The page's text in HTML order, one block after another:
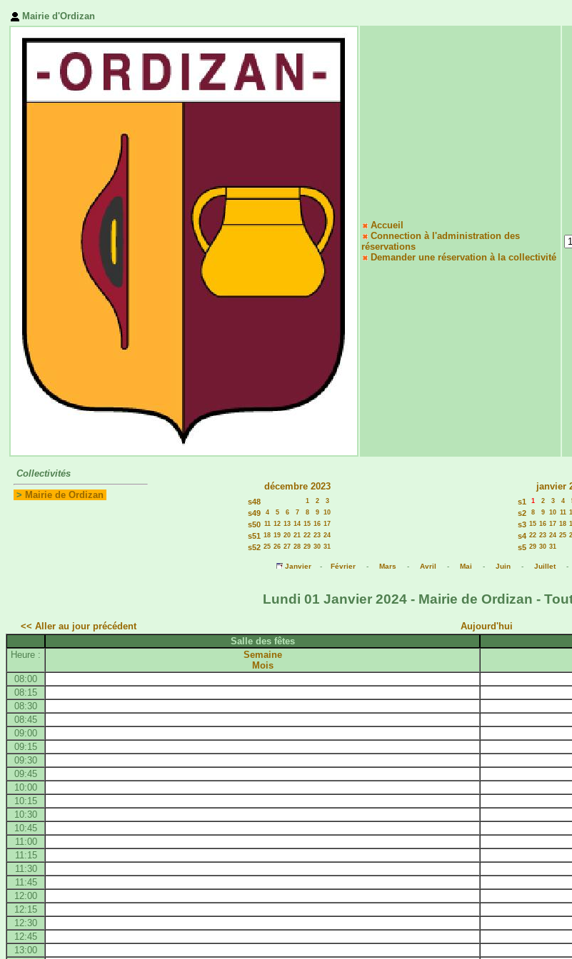
Mairie d'Ordizan
Accueil
Connection à l'administration des
réservations
Demander une réservation à la collectivité
Collectivités
> Mairie de Ordizan
décembre 2023
s48 1 2 3
s49 4 5 6 7 8 9 10
s50 11 12 13 14 15 16 17
s51 18 19 20 21 22 23 24
s52 25 26 27 28 29 30 31
janvier
s1 1 2 3 4
s2 8 9 10 11
s3 15 16 17 18
s4 22 23 24 25
s5 29 30 31
Janvier - Février - Mars - Avril - Mai - Juin - Juillet
Lundi 01 Janvier 2024 - Mairie de Ordizan -
<< Aller au jour précédent Aujourd'hui
Salle des fêtes
Heure :
Semaine
Mois
08:00
08:15
08:30
08:45
09:00
09:15
09:30
09:45
10:00
10:15
10:30
10:45
11:00
11:15
11:30
11:45
12:00
12:15
12:30
12:45
13:00